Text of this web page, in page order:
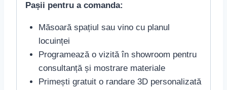
Pașii pentru a comanda:
Măsoară spațiul sau vino cu planul
locuinței
Programează o vizită în showroom pentru
consultanță și mostrare materiale
Primești gratuit o randare 3D personalizată